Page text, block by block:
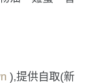
),提供自取(新